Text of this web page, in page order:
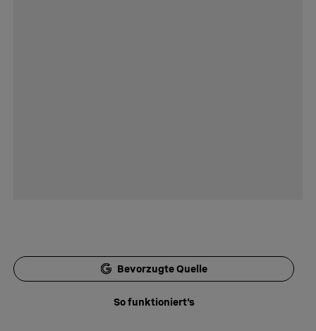
Bevorzugte Quelle
So funktioniert's